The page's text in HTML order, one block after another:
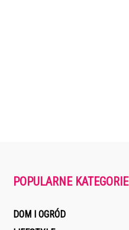
POPULARNE KATEGORIE
DOM I OGRÓD